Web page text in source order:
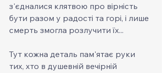
з'єдналися клятвою про вірність
бути разом у радості та горі, і лише
смерть змогла розлучити їх...
Тут кожна деталь пам'ятає руки
тих, хто в душевній вечірній